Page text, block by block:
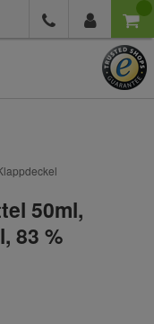
50ml,
83 %